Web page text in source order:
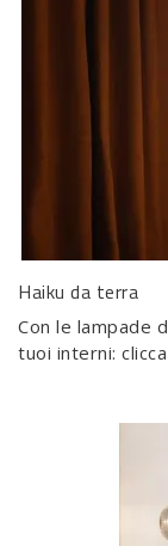
Haiku da terra
Con le lampade
tuoi interni: